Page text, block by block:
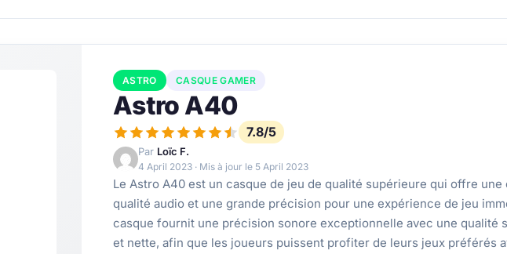
ASTRO CASQUE GAMER
Astro A40
7.8/5
Par Loïc F.
4 April 2023 · Mis à jour le 5 April 2023
Le Astro A40 est un casque de jeu de qualité supérieure qui offre une
qualité audio et une grande précision pour une expérience de jeu
casque fournit une précision sonore exceptionnelle avec une qualité
et nette, afin que les joueurs puissent profiter de leurs jeux préférés